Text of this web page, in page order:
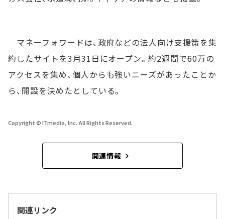
マネーフォワードは、政府などの法人向け支援策を集
約したサイトを3月31日にオープン。約2週間で60万の
アクセスを集め、個人からも強いニーズがあったことか
ら、開設を決めたとしている。
Copyright © ITmedia, Inc. All Rights Reserved.
関連情報
関連リンク